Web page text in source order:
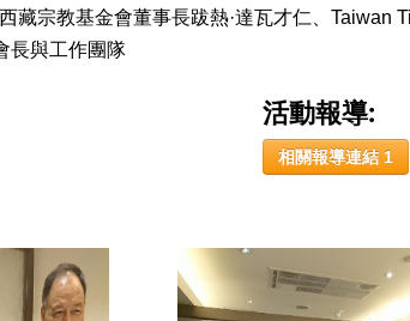
藏宗教基金會董事長跋熱·達瓦才仁、Taiwan
長與工作團隊
活動報導:
相關報導連結 1